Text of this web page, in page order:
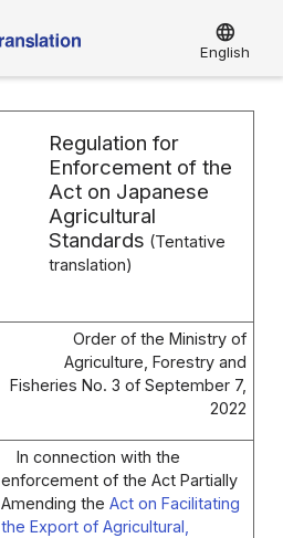
language
English
Regulation for
Enforcement of the
Act on Japanese
Agricultural
Standards (Tentative
translation)
Order of the Ministry of
Agriculture, Forestry and
Fisheries No. 3 of September 7,
2022
In connection with the
enforcement of the Act Partially
Amending the Act on Facilitating
the Export of Agricultural,